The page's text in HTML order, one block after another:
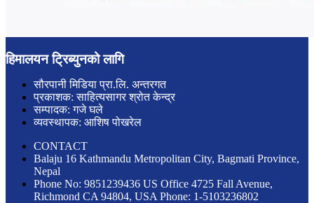
हिमालयन ट्रिब्युनको लागि
सौरपानी मिडिया प्रा.लि. अन्तरगत
प्रकाशक: साहित्यसागर श्रोत केन्द्र
सम्पादक: गजे घले
व्यवस्थापक: आशिष पोखरेल
CONTACT
Balaju 16 Kathmandu Metropolitan City, Bagmati Province,
Nepal
Phone No: 9851239436 US Office 4725 Fall Avenue,
Richmond CA 94804, USA Phone: 1-5103236802